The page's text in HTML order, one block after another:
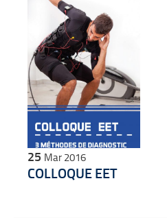
25 Mar 2016
COLLOQUE EET